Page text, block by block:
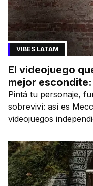
VIBES LATAM
El videojuego
mejor
Pintá tu personaje,
sobreviví: así es
videojuegos